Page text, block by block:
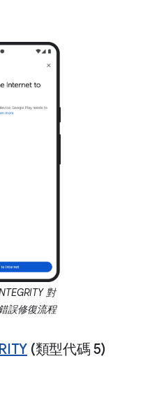
對
誤修復流程
(類型代碼 5)